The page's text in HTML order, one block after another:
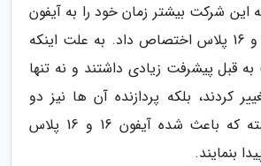
شرکت بیشتر زمان خود را به آیفون
های پایه یعنی 16 و 16 پلاس اختصاص داد. به علت اینکه
قبل پیشرفت زیادی داشتند و نه تنها
کردند، بلکه پردازنده آن ها نیز دو
نسل پیشرفت داشته که باعث شده آیفون 16 و 16 پلاس
بنمایند.